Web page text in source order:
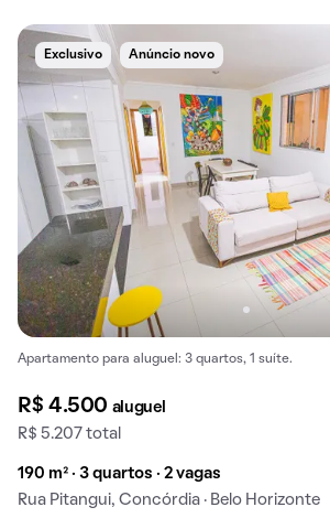
Exclusivo Anúncio novo
Apartamento para aluguel: 3 quartos, 1 suíte.
R$ 4.500 aluguel
R$ 5.207 total
190 m² · 3 quartos · 2 vagas
Rua Pitangui, Concórdia · Belo Horizonte